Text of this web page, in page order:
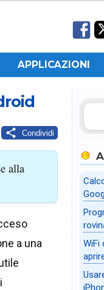
APPLICAZIONI
Condividi
alla
a una
WiFi